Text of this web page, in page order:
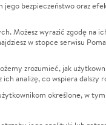
Leczenie
Zwierzęta
Pożar
Sport
Pomoc Finansowa
Pogrzeb
bezpieczeństwo oraz
Możesz wyrazić zgodę na
w stopce serwisu
zrozumieć, jak
analizę, co wspiera dalszy
określone, w